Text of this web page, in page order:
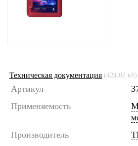
Техническая документация (424.02 кб)
Артикул
Применяемость
Производитель